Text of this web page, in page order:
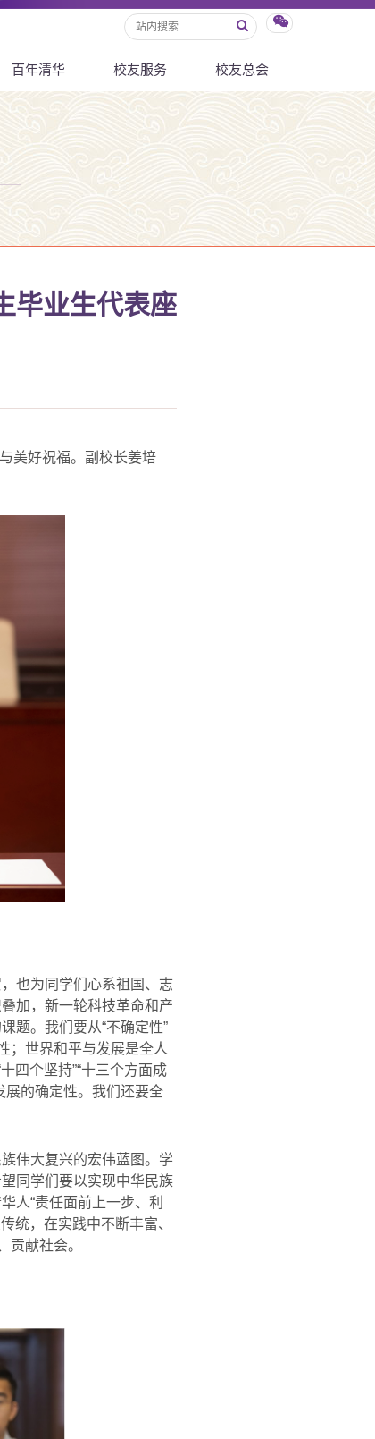
百年清华 校友服务 校友总会
毕业生代表座
美好祝福。副校长姜培
也为同学们心系祖国、志
加，新一轮科技革命和产
题。我们要从“不确定性”
；世界和平与发展是全人
四个坚持”“十三个方面成
展的确定性。我们还要全
伟大复兴的宏伟蓝图。学
同学们要以实现中华民族
人“责任面前上一步、利
统，在实践中不断丰富、
贡献社会。